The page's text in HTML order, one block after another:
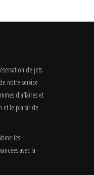
de jets
notre service
d'affaires et
et le plaisir de
les
avec la